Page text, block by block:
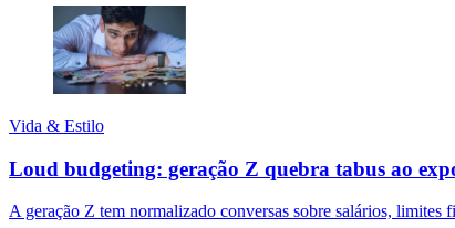
Vida & Estilo
Loud budgeting: geração Z quebra tabus ao
A geração Z tem normalizado conversas sobre salários,